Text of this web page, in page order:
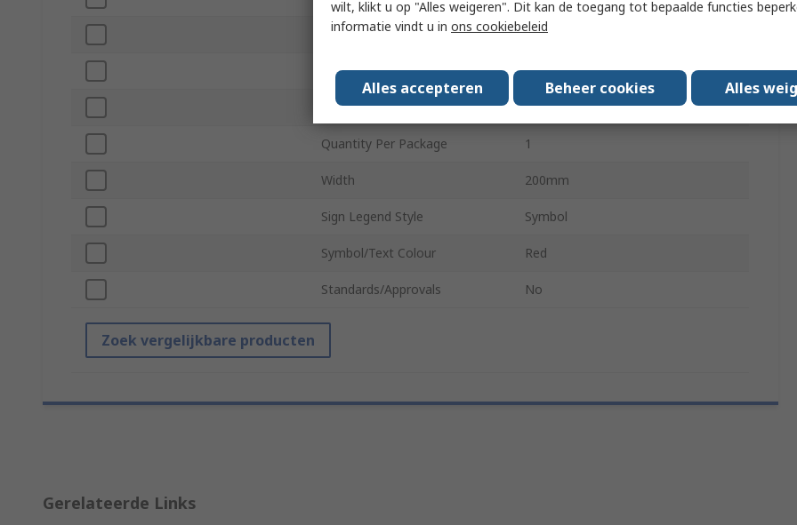
Self-Adhesive No
Height 200mm
Legend Colour White, Red
Quantity Per Package 1
Width 200mm
Sign Legend Style Symbol
Symbol/Text Colour Red
Standards/Approvals No
Zoek vergelijkbare producten
Gerelateerde Links
wilt, klikt u op "Alles weigeren". Dit kan de toegang tot bepaalde functies
informatie vindt u in ons cookiebeleid
Alles accepteren Beheer cookies Alles